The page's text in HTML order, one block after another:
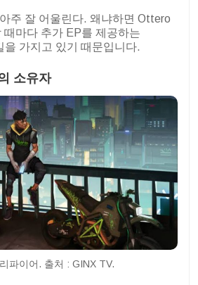
주 잘 어울린다. 왜냐하면 Ottero
때마다 추가 EP를 제공하는
을 가지고 있기 때문입니다.
소유자
파이어. 출처 : GINX TV.